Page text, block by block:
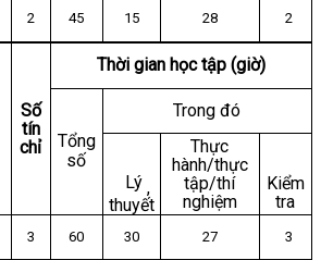
2 45 15 28 2
Số
tín
chỉ
Thời gian học tập (giờ)
Tổng
số
Trong đó
Lý ,
thuyết
Thực
hành/thực
tập/thí
nghiệm
Kiểm
tra
3 60 30 27 3